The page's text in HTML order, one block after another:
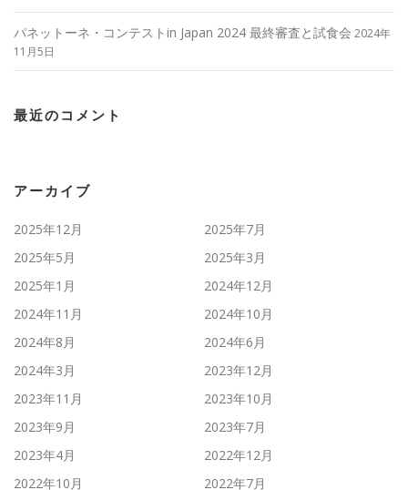
パネットーネ・コンテストin Japan 2024 最終審査と試食会 2024年
11月5日
最近のコメント
アーカイブ
2025年12月
2025年7月
2025年5月
2025年3月
2025年1月
2024年12月
2024年11月
2024年10月
2024年8月
2024年6月
2024年3月
2023年12月
2023年11月
2023年10月
2023年9月
2023年7月
2023年4月
2022年12月
2022年10月
2022年7月